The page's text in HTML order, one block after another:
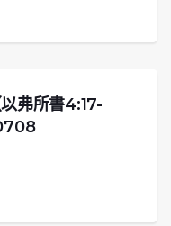
弗所書4:17-